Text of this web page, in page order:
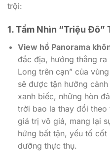
trội:
1. Tầm Nhìn “Triệu Đô”
View hồ Panorama
đắc địa, hướng thẳng ra
Long trên cạn” của
sẽ được tận hưởng
xanh biếc, những hòn
trời bao la thay đổi
giá trị vô giá, mang lại
hứng bất tận, yếu tố
dưỡng thực thụ.